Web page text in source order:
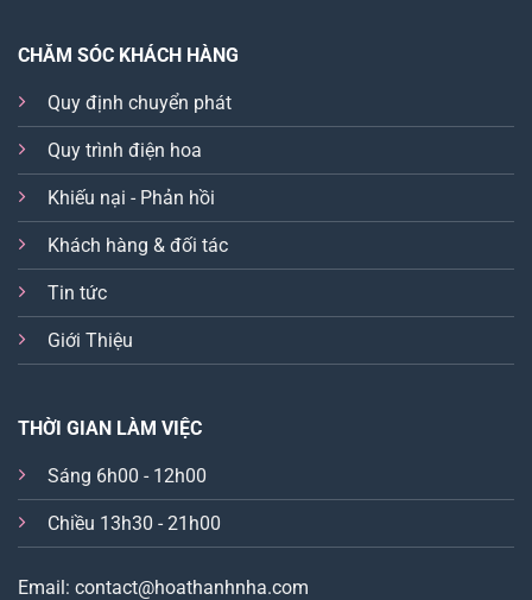
CHĂM SÓC KHÁCH HÀNG
Quy định chuyển phát
Quy trình điện hoa
Khiếu nại - Phản hồi
Khách hàng & đối tác
Tin tức
Giới Thiệu
THỜI GIAN LÀM VIỆC
Sáng 6h00 - 12h00
Chiều 13h30 - 21h00
Email: contact@hoathanhnha.com